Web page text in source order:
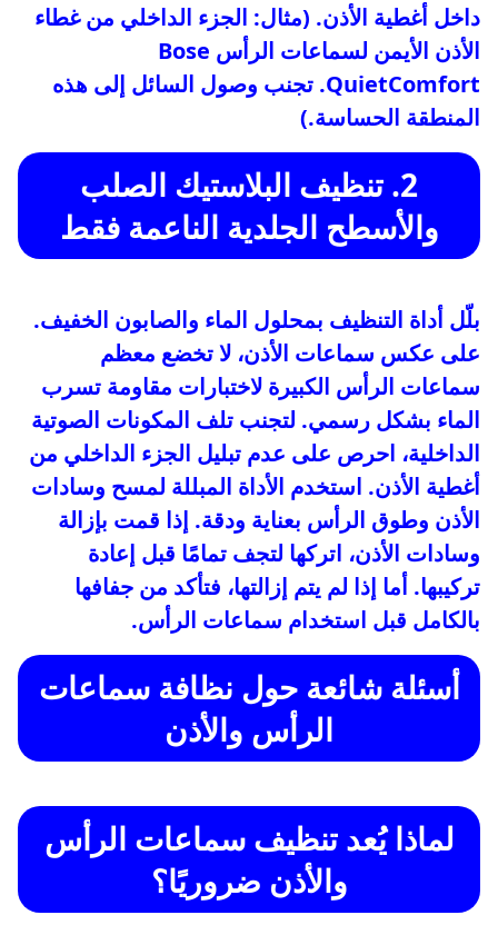
داخل أغطية الأذن. (مثال: الجزء الداخلي من غطاء
الأذن الأيمن لسماعات الرأس Bose
QuietComfort. تجنب وصول السائل إلى هذه
المنطقة الحساسة.)
2. تنظيف البلاستيك الصلب
والأسطح الجلدية الناعمة فقط
بلّل أداة التنظيف بمحلول الماء والصابون الخفيف.
على عكس سماعات الأذن، لا تخضع معظم
سماعات الرأس الكبيرة لاختبارات مقاومة تسرب
الماء بشكل رسمي. لتجنب تلف المكونات الصوتية
الداخلية، احرص على عدم تبليل الجزء الداخلي من
أغطية الأذن. استخدم الأداة المبللة لمسح وسادات
الأذن وطوق الرأس بعناية ودقة. إذا قمت بإزالة
وسادات الأذن، اتركها لتجف تمامًا قبل إعادة
تركيبها. أما إذا لم يتم إزالتها، فتأكد من جفافها
بالكامل قبل استخدام سماعات الرأس.
أسئلة شائعة حول نظافة سماعات
الرأس والأذن
لماذا يُعد تنظيف سماعات الرأس
والأذن ضروريًا؟